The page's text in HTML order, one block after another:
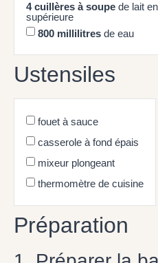
4 cuillères à soupe de lait
supérieure
800 millilitres de eau
Ustensiles
fouet à sauce
casserole à fond épais
mixeur plongeant
thermomètre de cuisine
Préparation